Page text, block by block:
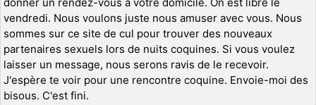
vendredi. Nous voulons juste nous amuser avec vous. Nous
sommes sur ce site de cul pour trouver des nouveaux
partenaires sexuels lors de nuits coquines. Si vous voulez
laisser un message, nous serons ravis de le recevoir.
J'espère te voir pour une rencontre coquine. Envoie-moi des
bisous. C'est fini.